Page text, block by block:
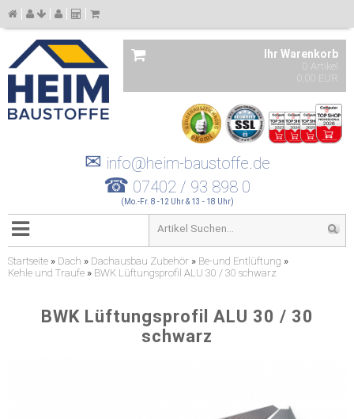
Ihr Warenkorb
0 Artikel
0,00 EUR
✉ info@heim-baustoffe.de
☎ 07402 / 93 898 0
(Mo.-Fr. 8 -12 Uhr & 13 - 18 Uhr)
Startseite » Dach » Dachausbau Zubehör » Be-und Entlüftung »
Kehle und Traufe » BWK Lüftungsprofil ALU 30 / 30 schwarz
BWK Lüftungsprofil ALU 30 / 30
schwarz